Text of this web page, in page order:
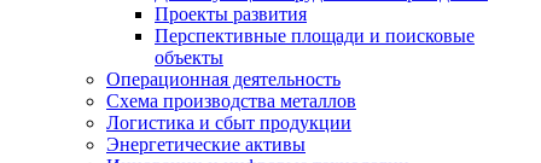
Проекты развития
Перспективные площади и поисковые
объекты
Операционная деятельность
Схема производства металлов
Логистика и сбыт продукции
Энергетические активы